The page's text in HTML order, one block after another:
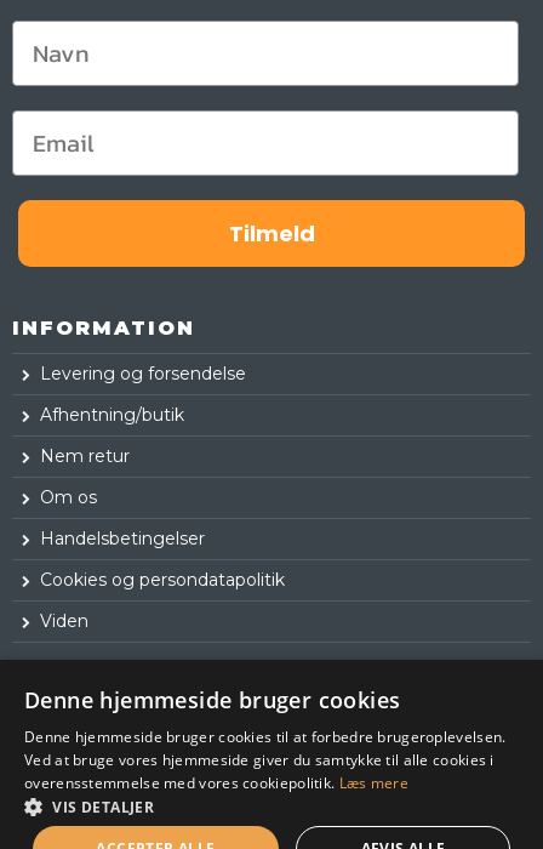
Tilmeld
INFORMATION
Levering og forsendelse
Afhentning/butik
Nem retur
Om os
Handelsbetingelser
Cookies og persondatapolitik
Viden
Denne hjemmeside bruger cookies
Denne hjemmeside bruger cookies til at forbedre brugeroplevelsen.
Ved at bruge vores hjemmeside giver du samtykke til alle cookies i
overensstemmelse med vores cookiepolitik. Læs mere
VIS DETALJER